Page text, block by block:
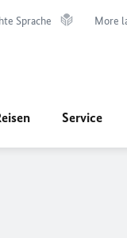
Sprache More
Service